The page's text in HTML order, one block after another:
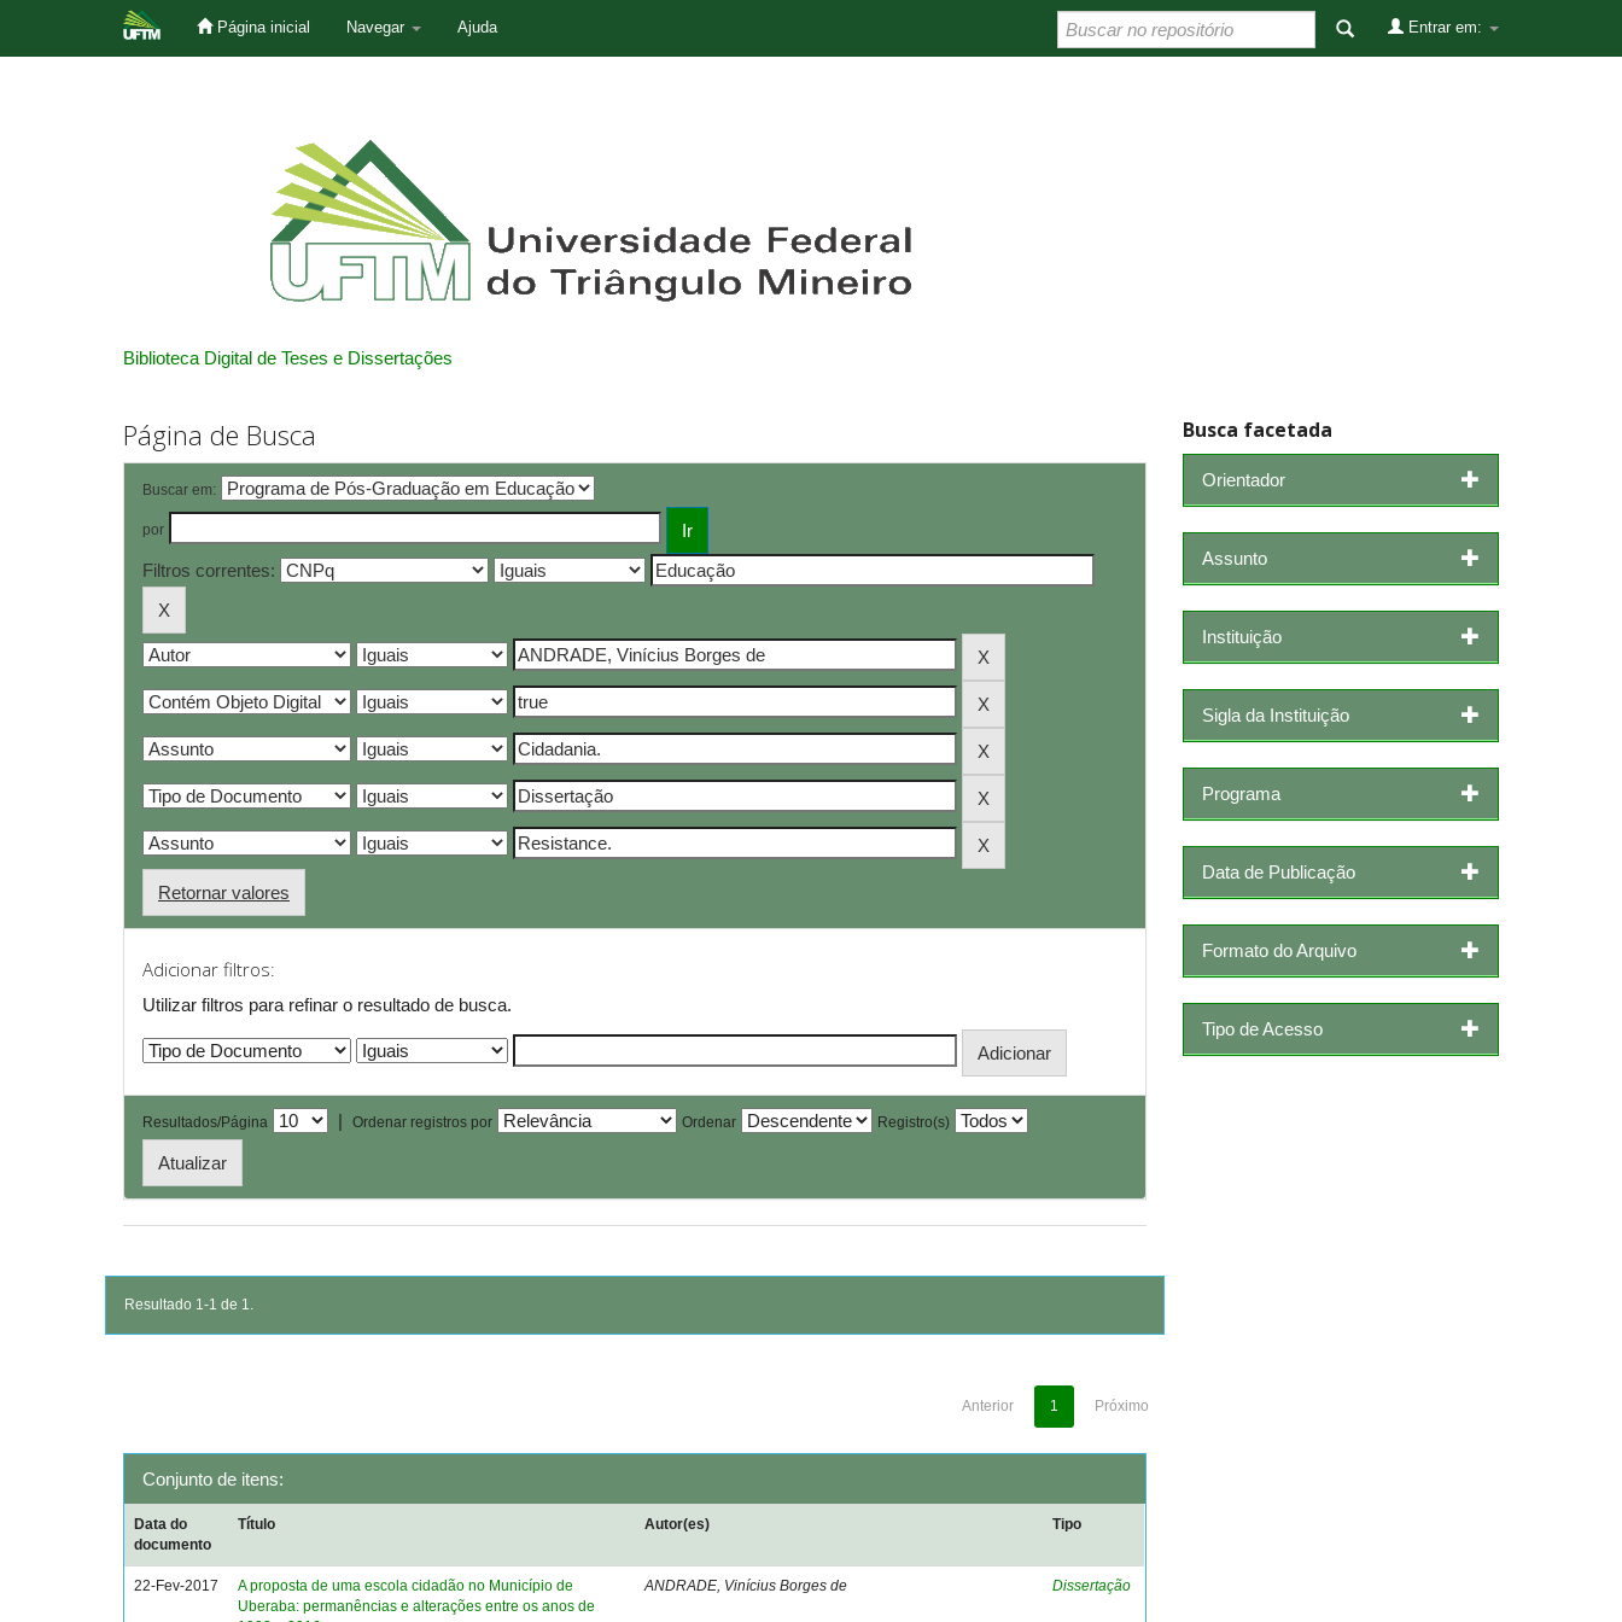
Página inicial Navegar Ajuda Entrar em:
Biblioteca Digital de Teses e Dissertações
Página de Busca
Buscar em:
por
Filtros correntes:
Retornar valores
Adicionar filtros:
Utilizar filtros para refinar o resultado de busca.
Resultados/Página | Ordenar registros por Ordenar Registro(s)
Resultado 1-1 de 1.
Anterior 1 Próximo
Conjunto de itens:
Data do
documento
Título Autor(es) Tipo
22-Fev-2017
A proposta de uma escola cidadão no Município de
Uberaba: permanências e alterações entre os anos de
ANDRADE, Vinícius Borges de Dissertação
Busca facetada
Orientador
Assunto
Instituição
Sigla da Instituição
Programa
Data de Publicação
Formato do Arquivo
Tipo de Acesso